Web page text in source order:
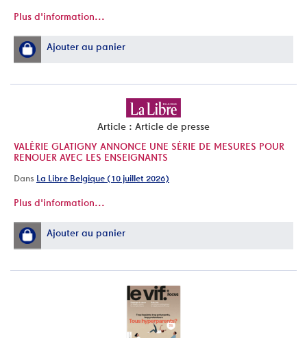
Plus d'information...
Ajouter au panier
Article : Article de presse
VALÉRIE GLATIGNY ANNONCE UNE SÉRIE DE MESURES POUR
RENOUER AVEC LES ENSEIGNANTS
Dans La Libre Belgique (10 juillet 2026)
Plus d'information...
Ajouter au panier